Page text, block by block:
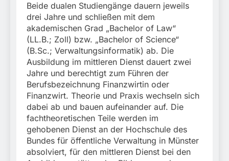
Beide dualen Studiengänge dauern jeweils
drei Jahre und schließen mit dem
akademischen Grad „Bachelor of Law“
(LL.B.; Zoll) bzw. „Bachelor of Science“
(B.Sc.; Verwaltungsinformatik) ab. Die
Ausbildung im mittleren Dienst dauert zwei
Jahre und berechtigt zum Führen der
Berufsbezeichnung Finanzwirtin oder
Finanzwirt. Theorie und Praxis wechseln sich
dabei ab und bauen aufeinander auf. Die
fachtheoretischen Teile werden im
gehobenen Dienst an der Hochschule des
Bundes für öffentliche Verwaltung in Münster
absolviert, für den mittleren Dienst bei den